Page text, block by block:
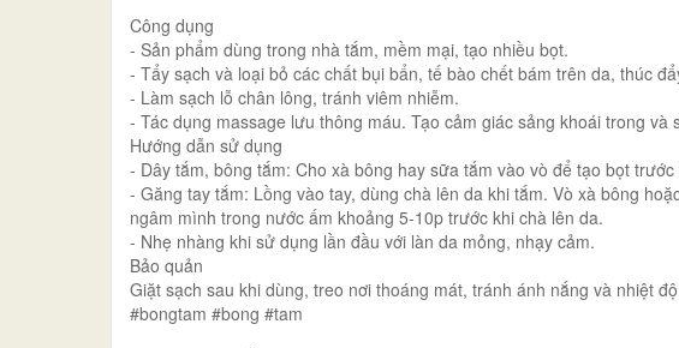
Công dụng
- Sản phẩm dùng trong nhà tắm, mềm mại, tạo nhiều bọt.
- Tẩy sạch và loại bỏ các chất bụi bẩn, tế bào chết bám trên da, thúc
- Làm sạch lỗ chân lông, tránh viêm nhiễm.
- Tác dụng massage lưu thông máu. Tạo cảm giác sảng khoái trong và
Hướng dẫn sử dụng
- Dây tắm, bông tắm: Cho xà bông hay sữa tắm vào vò để tạo bọt
- Găng tay tắm: Lồng vào tay, dùng chà lên da khi tắm. Vò xà bông
ngâm mình trong nước ấm khoảng 5-10p trước khi chà lên da.
- Nhẹ nhàng khi sử dụng lần đầu với làn da mỏng, nhạy cảm.
Bảo quản
Giặt sạch sau khi dùng, treo nơi thoáng mát, tránh ánh nắng và nhiệt
#bongtam #bong #tam